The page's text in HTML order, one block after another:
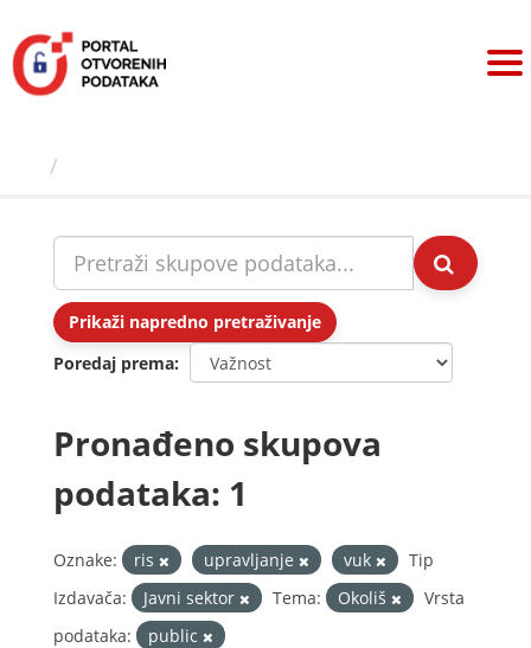
sadržaj
Prikaži napredno pretraživanje
Poredaj prema
Pronađeno skupova
podataka: 1
Oznake: ris upravljanje vuk
Tip
Izdavača:
Javni sektor Tema: Okoliš
Vrsta
podataka:
public